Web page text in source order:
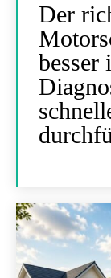
Der
besser